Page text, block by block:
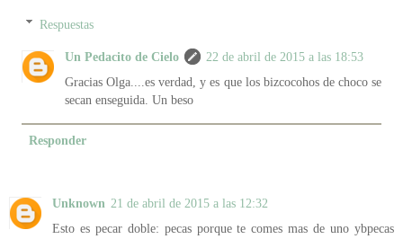
Respuestas
Un Pedacito de Cielo
22 de abril de 2015 a las 18:53
Gracias Olga....es verdad, y es que los bizcocohos de choco se
secan enseguida. Un beso
Responder
Unknown 21 de abril de 2015 a las 12:32
Esto es pecar doble: pecas porque te comes mas de uno ybpecas